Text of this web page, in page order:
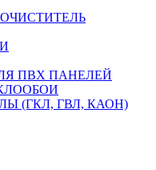
ПВХ ПАНЕЛЕЙ
(ГКЛ, ГВЛ, КАОН)